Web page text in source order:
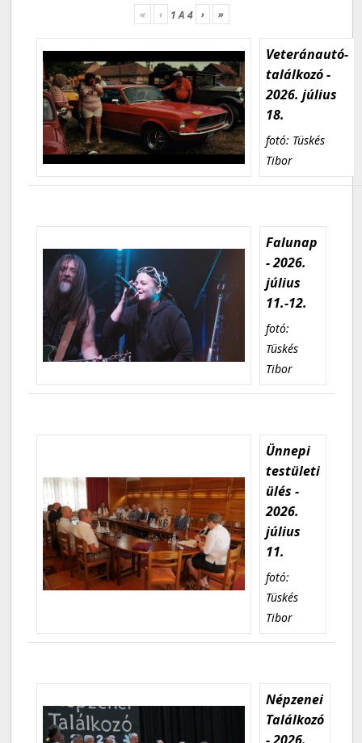
« ‹ 1A 4 › »
Veteránautó-
találkozó -
2026. július
18.
fotó: Tüskés
Tibor
Falunap
- 2026.
július
11.-12.
fotó:
Tüskés
Tibor
Ünnepi
testületi
ülés -
2026.
július
11.
fotó:
Tüskés
Tibor
Népzenei
Találkozó